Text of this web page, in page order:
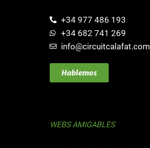
+34 977 486 193
+34 682 741 269
info@circuitcalafat.com
Hablemos
WEBS AMIGABLES